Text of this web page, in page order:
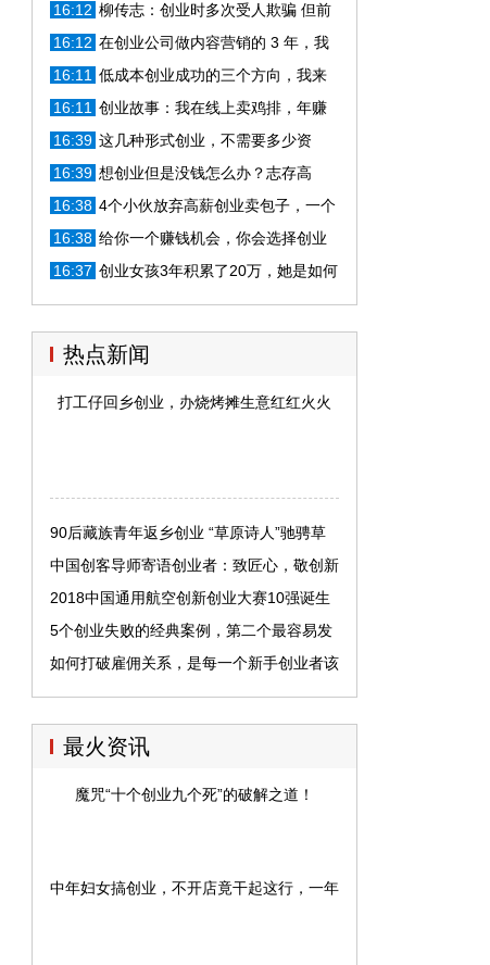
月营业额达5万元
16:12 柳传志：创业时多次受人欺骗 但前
进脚步不会停顿
16:12 在创业公司做内容营销的 3 年，我
总结出 10 条经验
16:11 低成本创业成功的三个方向，我来
告诉你
16:11 创业故事：我在线上卖鸡排，年赚
50万的经历
16:39 这几种形式创业，不需要多少资
金，有点能力的人都能赚钱
16:39 想创业但是没钱怎么办？志存高
远，万不可败给没钱
16:38 4个小伙放弃高薪创业卖包子，一个
月营业额达5万元
16:38 给你一个赚钱机会，你会选择创业
吗？
16:37 创业女孩3年积累了20万，她是如何
做的？
热点新闻
打工仔回乡创业，办烧烤摊生意红红火火
90后藏族青年返乡创业 “草原诗人”驰骋草
原，生意创作两不误
中国创客导师寄语创业者：致匠心，敬创新
2018中国通用航空创新创业大赛10强诞生
5个创业失败的经典案例，第二个最容易发
生，你失败在哪一点上？
如何打破雇佣关系，是每一个新手创业者该
思考的问题
最火资讯
魔咒“十个创业九个死”的破解之道！
中年妇女搞创业，不开店竟干起这行，一年进账200万